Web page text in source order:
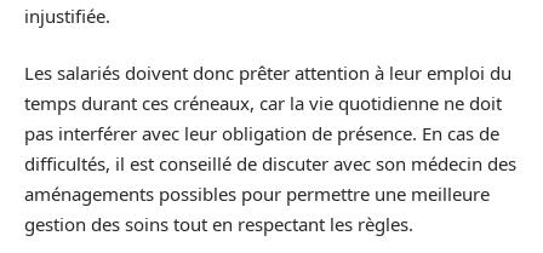
injustifiée.
Les salariés doivent donc prêter attention à leur emploi du
temps durant ces créneaux, car la vie quotidienne ne doit
pas interférer avec leur obligation de présence. En cas de
difficultés, il est conseillé de discuter avec son médecin des
aménagements possibles pour permettre une meilleure
gestion des soins tout en respectant les règles.